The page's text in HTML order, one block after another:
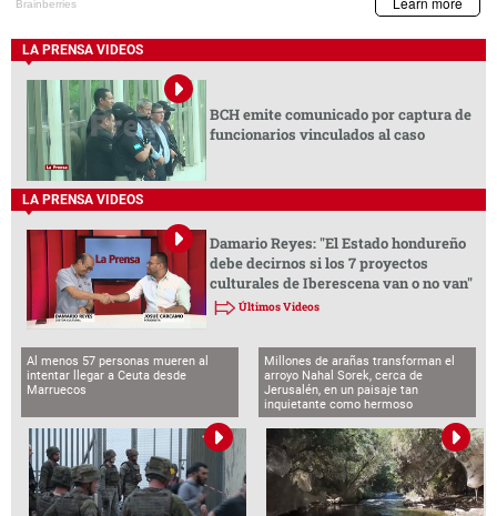
LA PRENSA VIDEOS
BCH emite comunicado por captura de
funcionarios vinculados al caso
LA PRENSA VIDEOS
Damario Reyes: "El Estado hondureño
debe decirnos si los 7 proyectos
culturales de Iberescena van o no van"
Últimos Videos
Al menos 57 personas mueren al
intentar llegar a Ceuta desde
Marruecos
Millones de arañas transforman el
arroyo Nahal Sorek, cerca de
Jerusalén, en un paisaje tan
inquietante como hermoso